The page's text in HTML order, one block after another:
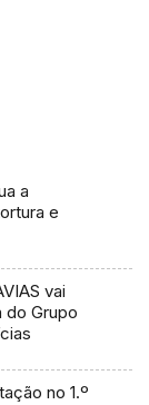
a
e
vai
do Grupo
no 1.º